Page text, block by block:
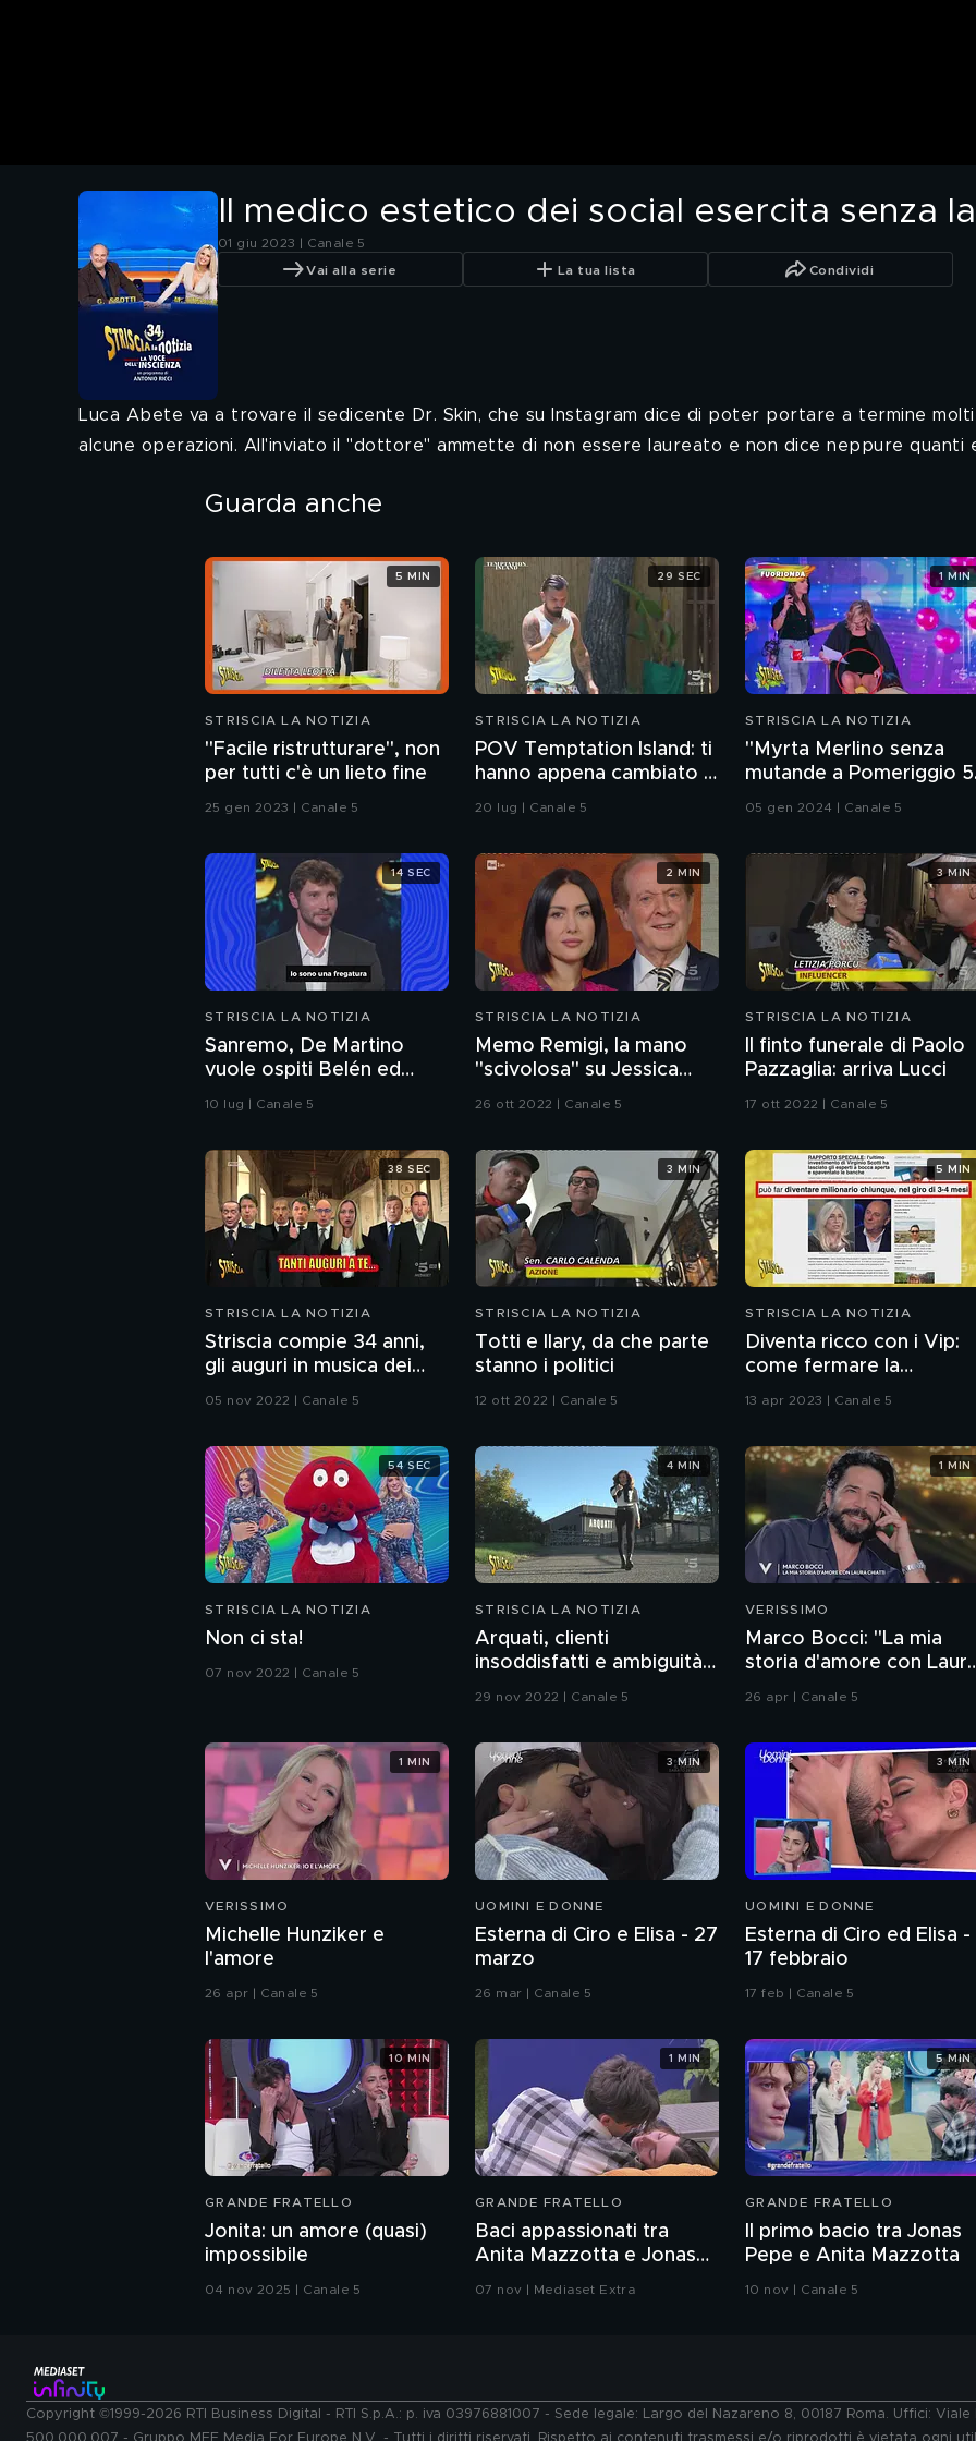
Il medico estetico dei social esercita senza
01 giu 2023 | Canale 5
Vai alla serie La tua lista Condividi
Luca Abete va a trovare il sedicente Dr. Skin, che su Instagram dice di poter portare a termine
alcune operazioni. All'inviato il "dottore" ammette di non essere laureato e non dice neppure quanti
Guarda anche
STRISCIA LA NOTIZIA
"Facile ristrutturare", non
per tutti c'è un lieto fine
25 gen 2023 | Canale 5
5 MIN
STRISCIA LA NOTIZIA
POV Temptation Island: ti
hanno appena cambiato il
piano ferie
20 lug | Canale 5
29 SEC
STRISCIA LA NOTIZIA
"Myrta Merlino senza
mutande a Pomeriggio
Sarà vero? La risposta è
05 gen 2024 | Canale 5
1 MIN
STRISCIA LA NOTIZIA
Sanremo, De Martino
vuole ospiti Belén ed
Emma: il curioso triangolo
10 lug | Canale 5
14 SEC
STRISCIA LA NOTIZIA
Memo Remigi, la mano
"scivolosa" su Jessica
Morlacchi
26 ott 2022 | Canale 5
2 MIN
STRISCIA LA NOTIZIA
Il finto funerale di Paolo
Pazzaglia: arriva Lucci
17 ott 2022 | Canale 5
3 MIN
STRISCIA LA NOTIZIA
Striscia compie 34 anni,
gli auguri in musica dei
05 nov 2022 | Canale 5
38 SEC
STRISCIA LA NOTIZIA
Totti e Ilary, da che parte
stanno i politici
12 ott 2022 | Canale 5
3 MIN
STRISCIA LA NOTIZIA
Diventa ricco con i Vip:
come fermare la
pubblicità ingannevole
13 apr 2023 | Canale 5
5 MIN
STRISCIA LA NOTIZIA
Non ci sta!
07 nov 2022 | Canale 5
54 SEC
STRISCIA LA NOTIZIA
Arquati, clienti
insoddisfatti e ambiguità
con le finanziarie
29 nov 2022 | Canale 5
4 MIN
VERISSIMO
Marco Bocci: "La mia
storia d'amore con
Chiatti"
26 apr | Canale 5
1 MIN
VERISSIMO
Michelle Hunziker e
l'amore
26 apr | Canale 5
1 MIN
UOMINI E DONNE
Esterna di Ciro e Elisa - 27
marzo
26 mar | Canale 5
3 MIN
UOMINI E DONNE
Esterna di Ciro ed Elisa -
17 febbraio
17 feb | Canale 5
3 MIN
GRANDE FRATELLO
Jonita: un amore (quasi)
impossibile
04 nov 2025 | Canale 5
10 MIN
GRANDE FRATELLO
Baci appassionati tra
Anita Mazzotta e Jonas
07 nov | Mediaset Extra
1 MIN
GRANDE FRATELLO
Il primo bacio tra Jonas
Pepe e Anita Mazzotta
10 nov | Canale 5
5 MIN
Copyright ©1999-2026 RTI Business Digital - RTI S.p.A.: p. iva 03976881007 - Sede legale: Largo del Nazareno 8, 00187 Roma. Uffici: